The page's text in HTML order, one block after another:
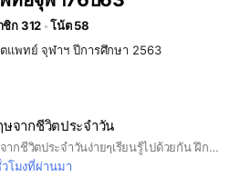
ชิก 312
โน้ต 58
แพทย์ จุฬาฯ ปีการศึกษา 2563
ษจากชีวิตประจำวัน
เรียนรู้ภาษาอังกฤษจากชีวิตประจำวันง่ายๆเรียนรู้ไปด้วยกัน ฝึกคุยภาษาอังกฤษใครเจอคำศัพท์ประโยคในชีวิตประจำวันมาแชร์กัน
โมงที่ผ่านมา